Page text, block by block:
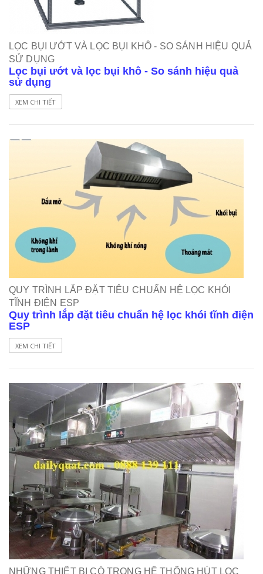
LỌC BỤI ƯỚT VÀ LỌC BỤI KHÔ - SO SÁNH HIỆU QUẢ
SỬ DỤNG
Lọc bụi ướt và lọc bụi khô - So sánh hiệu quả
sử dụng
XEM CHI TIẾT
QUY TRÌNH LẮP ĐẶT TIÊU CHUẨN HỆ LỌC KHÓI
TĨNH ĐIỆN ESP
Quy trình lắp đặt tiêu chuẩn hệ lọc khói tĩnh điện
ESP
XEM CHI TIẾT
NHỮNG THIẾT BỊ CÓ TRONG HỆ THỐNG HÚT LỌC